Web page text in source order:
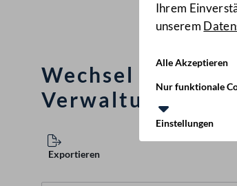
Ihrem
unserem
Alle Akzeptieren
Nur funktionale
Einstellungen
Wechsel von
Verwaltung
Exportieren